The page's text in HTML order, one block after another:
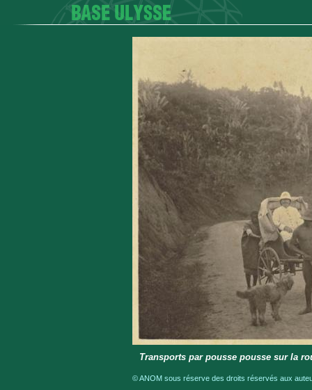
Transports par pousse pousse sur la
© ANOM sous réserve des droits réservés aux